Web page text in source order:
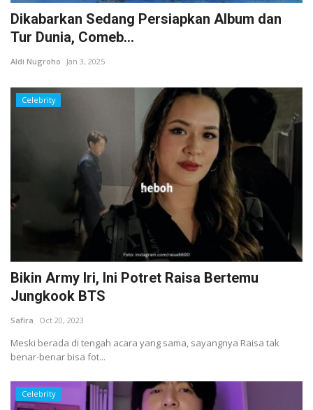
Dikabarkan Sedang Persiapkan Album dan
Tur Dunia, Comeb...
Aldi Nugroho Jan 3, 2025
Celebrity
Bikin Army Iri, Ini Potret Raisa Bertemu
Jungkook BTS
Safira Oct 20, 2023
Meski berada di tengah acara yang sama, sayangnya Raisa tak
benar-benar bisa fot...
Celebrity